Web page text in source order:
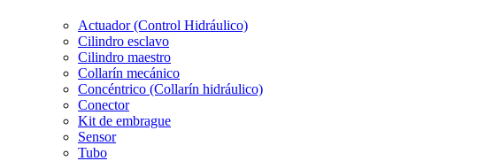
Actuador (Control Hidráulico)
Cilindro esclavo
Cilindro maestro
Collarín mecánico
Concéntrico (Collarín hidráulico)
Conector
Kit de embrague
Sensor
Tubo